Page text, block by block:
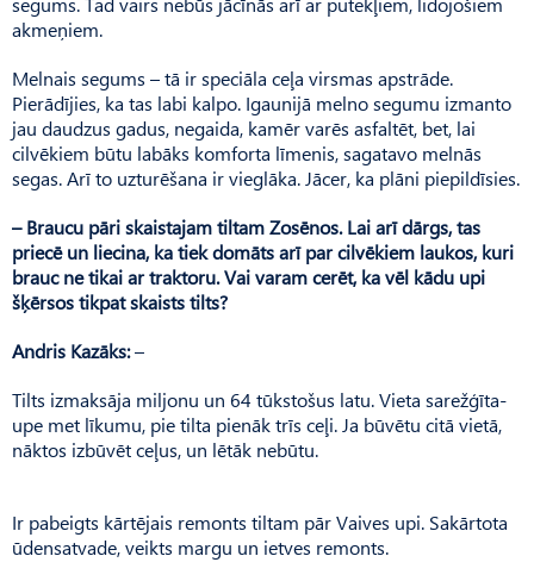
akmeņiem.
Melnais segums – tā ir speciāla ceļa virsmas apstrāde.
Pierādījies, ka tas labi kalpo. Igaunijā melno segumu izmanto
jau daudzus gadus, negaida, kamēr varēs asfaltēt, bet, lai
cilvēkiem būtu labāks komforta līmenis, sagatavo melnās
segas. Arī to uzturēšana ir vieglāka. Jācer, ka plāni piepildīsies.
– Braucu pāri skaistajam tiltam Zosēnos. Lai arī dārgs, tas
priecē un liecina, ka tiek domāts arī par cilvēkiem laukos, kuri
brauc ne tikai ar traktoru. Vai varam cerēt, ka vēl kādu upi
šķērsos tikpat skaists tilts?
Andris Kazāks:–
Tilts izmaksāja miljonu un 64 tūkstošus latu. Vieta sarežģīta-
upe met līkumu, pie tilta pienāk trīs ceļi. Ja būvētu citā vietā,
nāktos izbūvēt ceļus, un lētāk nebūtu.
Ir pabeigts kārtējais remonts tiltam pār Vaives upi. Sakārtota
ūdensatvade, veikts margu un ietves remonts.